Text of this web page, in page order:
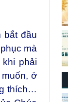
bắt đầu
mà
phải
ở
thích…